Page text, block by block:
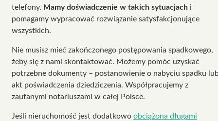
telefony. Mamy doświadczenie w takich sytuacjach i
pomagamy wypracować rozwiązanie satysfakcjonujące
wszystkich.
Nie musisz mieć zakończonego postępowania spadkowego,
żeby się z nami skontaktować. Możemy pomóc uzyskać
potrzebne dokumenty – postanowienie o nabyciu spadku
akt poświadczenia dziedziczenia. Współpracujemy z
zaufanymi notariuszami w całej Polsce.
Jeśli nieruchomość jest dodatkowo obciążona długami